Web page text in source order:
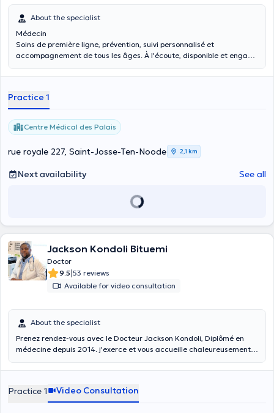
About the specialist
Médecin
Soins de première ligne, prévention, suivi personnalisé et
accompagnement de tous les âges. À l'écoute, disponible et engagé
Practice 1
Centre Médical des Palais
rue royale 227, Saint-Josse-Ten-Noode 2,1 km
Next availability See all
Jackson Kondoli Bituemi
Doctor
9.5|53 reviews
Available for video consultation
About the specialist
Prenez rendez-vous avec le Docteur Jackson Kondoli, Diplômé en
médecine depuis 2014. j'exerce et vous accueille chaleureusement
1090 Jette et je réalise aussi des consultations vidéos. +32 46 64 61
Practice 1 Video Consultation